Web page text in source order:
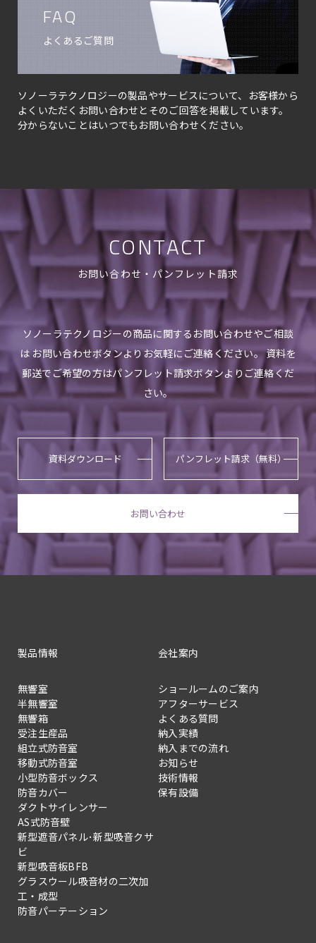
FAQ
よくあるご質問
ソノーラテクノロジーの製品やサービスについて、お客様から
よくいただくお問い合わせとそのご回答を掲載しています。
分からないことはいつでもお問い合わせください。
CONTACT
お問い合わせ・パンフレット請求
ソノーラテクノロジーの商品に関するお問い合わせやご相談
は お問い合わせボタンよりお気軽にご連絡ください。 資料を
郵送でご希望の方はパンフレット請求ボタンよりご連絡くだ
さい。
資料ダウンロード パンフレット請求（無料）
お問い合わせ
製品情報
無響室
半無響室
無響箱
受注生産品
組立式防音室
移動式防音室
小型防音ボックス
防音カバー
ダクトサイレンサー
AS式防音壁
新型遮音パネル･新型吸音クサ
ビ
新型吸音板BFB
グラスウール吸音材の二次加
工・成型
防音パーテーション
会社案内
ショールームのご案内
アフターサービス
よくある質問
納入実績
納入までの流れ
お知らせ
技術情報
保有設備